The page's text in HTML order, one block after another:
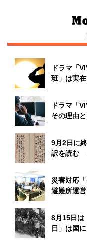
ドラマ「
班」は実
ドラマ「
その理由
9月2日に
訳を読む
災害対応
避難所運
8月15日は
日」は国